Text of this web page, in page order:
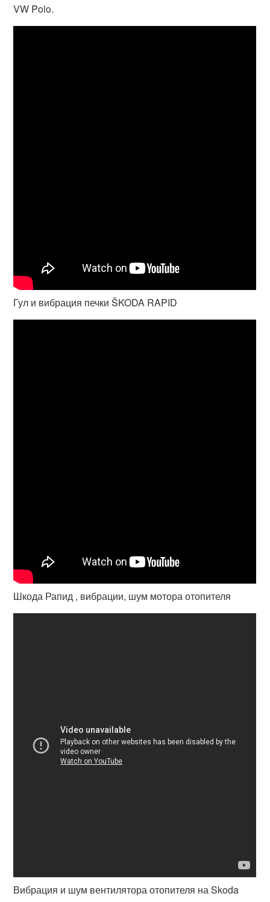
VW Polo.
Гул и вибрация печки ŠKODA RAPID
Шкода Рапид , вибрации, шум мотора отопителя
Вибрация и шум вентилятора отопителя на Skoda